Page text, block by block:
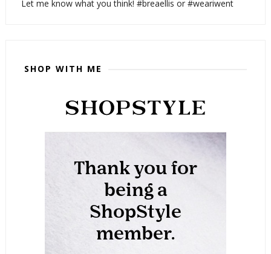
Let me know what you think! #breaellis or #weariwent
SHOP WITH ME